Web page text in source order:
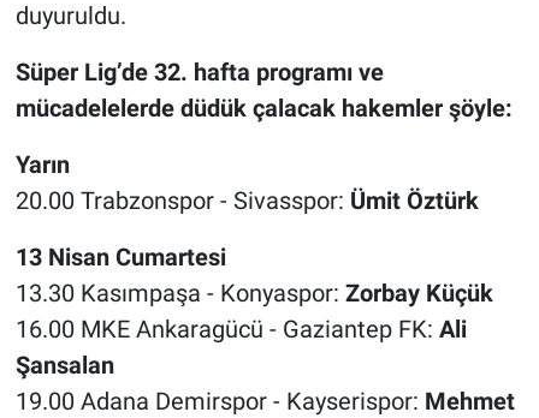
duyuruldu.
Süper Lig’de 32. hafta programı ve
mücadelelerde düdük çalacak hakemler şöyle:
Yarın
20.00 Trabzonspor - Sivasspor: Ümit Öztürk
13 Nisan Cumartesi
13.30 Kasımpaşa - Konyaspor: Zorbay Küçük
16.00 MKE Ankaragücü - Gaziantep FK: Ali
Şansalan
19.00 Adana Demirspor - Kayserispor: Mehmet